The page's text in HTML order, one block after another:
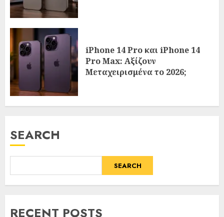
iPhone 14 Pro και iPhone 14
Pro Max: Αξίζουν
Μεταχειρισμένα το 2026;
SEARCH
SEARCH
RECENT POSTS